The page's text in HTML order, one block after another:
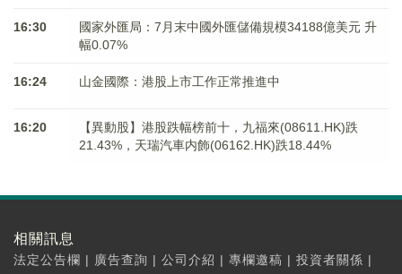
16:30
國家外匯局：7月末中國外匯儲備規模34188億美元 升
幅0.07%
16:24 山金國際：港股上市工作正常推進中
16:20
【異動股】港股跌幅榜前十，九福來(08611.HK)跌
21.43%，天瑞汽車内飾(06162.HK)跌18.44%
相關訊息
法定公告欄 | 廣告查詢 | 公司介紹 | 專欄邀稿 | 投資者關係 |